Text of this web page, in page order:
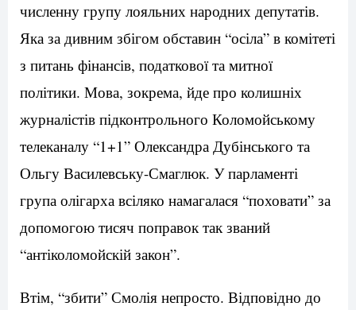
численну групу лояльних народних депутатів.
Яка за дивним збігом обставин “осіла” в комітеті
з питань фінансів, податкової та митної
політики. Мова, зокрема, йде про колишніх
журналістів підконтрольного Коломойському
телеканалу “1+1” Олександра Дубінського та
Ольгу Василевську-Смаглюк. У парламенті
група олігарха всіляко намагалася “поховати” за
допомогою тисяч поправок так званий
“антіколомойскій закон”.
Втім, “збити” Смолія непросто. Відповідно до